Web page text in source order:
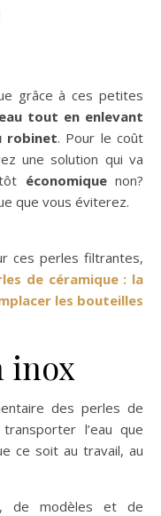
grâce à ces petites
tout en enlevant
robinet. Pour le coût
une solution qui va
économiquenon?
que vous éviterez.
ces perles filtrantes,
de céramique : la
les bouteilles
inox
des perles de
l’eau que
ce soit au travail, au
de modèles et de